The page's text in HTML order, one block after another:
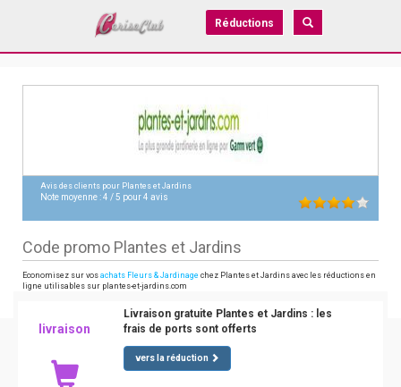
Réductions
Avis des clients pour Plantes et Jardins
Note moyenne :4 /5 pour4 avis
Code promo Plantes et Jardins
Economisez sur vos achats Fleurs & Jardinage chez Plantes et Jardins avec les réductions en
ligne utilisables sur plantes-et-jardins.com
livraison
Livraison gratuite Plantes et Jardins : les
frais de ports sont offerts
vers la réduction